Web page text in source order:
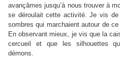
avançâmes jusqu’à nous trouver à
se déroulait cette activité. Je vis
sombres qui marchaient autour de
En observant mieux, je vis que la
cercueil et que les silhouettes
démons.